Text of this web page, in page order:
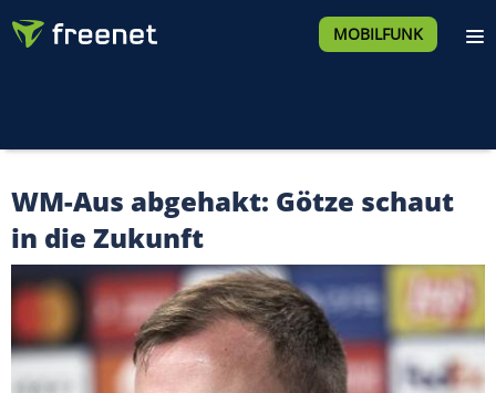
MOBILFUNK
WM-Aus abgehakt: Götze schaut
in die Zukunft